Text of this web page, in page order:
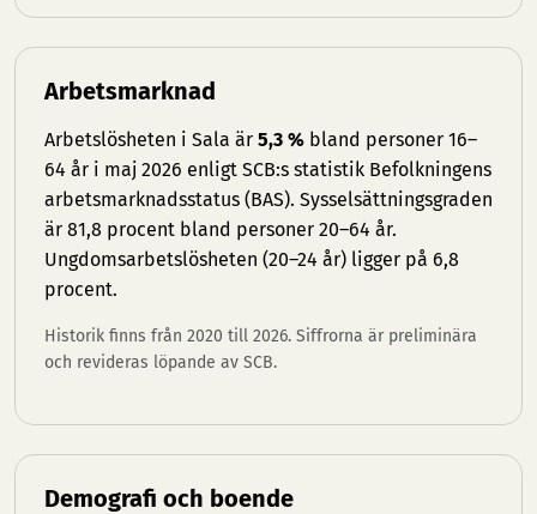
Arbetsmarknad
Arbetslösheten i Sala är 5,3 % bland personer 16–
64 år i maj 2026 enligt SCB:s statistik Befolkningens
arbetsmarknadsstatus (BAS). Sysselsättningsgraden
är 81,8 procent bland personer 20–64 år.
Ungdomsarbetslösheten (20–24 år) ligger på 6,8
procent.
Historik finns från 2020 till 2026. Siffrorna är preliminära
och revideras löpande av SCB.
Demografi och boende